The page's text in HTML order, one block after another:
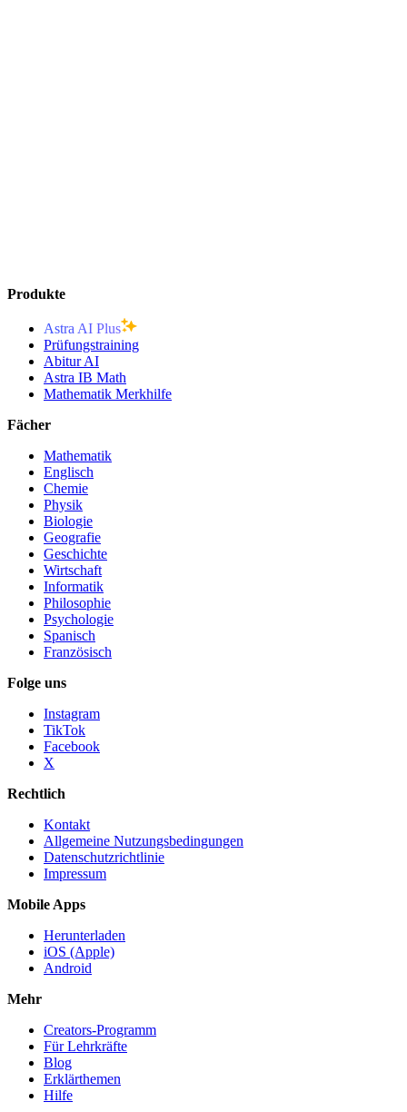
Produkte
Astra AI Plus
Prüfungstraining
Abitur AI
Astra IB Math
Mathematik Merkhilfe
Fächer
Mathematik
Englisch
Chemie
Physik
Biologie
Geografie
Geschichte
Wirtschaft
Informatik
Philosophie
Psychologie
Spanisch
Französisch
Folge uns
Instagram
TikTok
Facebook
X
Rechtlich
Kontakt
Allgemeine Nutzungsbedingungen
Datenschutzrichtlinie
Impressum
Mobile Apps
Herunterladen
iOS (Apple)
Android
Mehr
Creators-Programm
Für Lehrkräfte
Blog
Erklärthemen
Hilfe